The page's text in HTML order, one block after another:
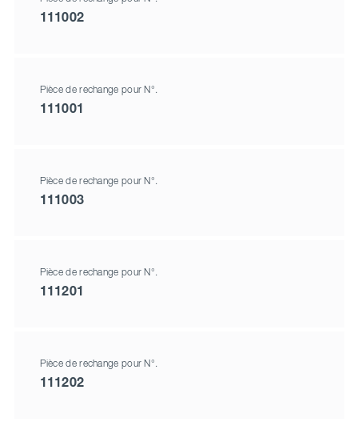
111002
Pièce de rechange pour N°.
111001
Pièce de rechange pour N°.
111003
Pièce de rechange pour N°.
111201
Pièce de rechange pour N°.
111202